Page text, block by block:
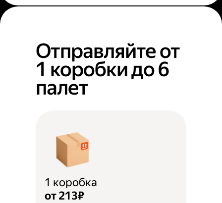
Отправляйте от
1 коробки до 6
палет
1 коробка
от 213₽